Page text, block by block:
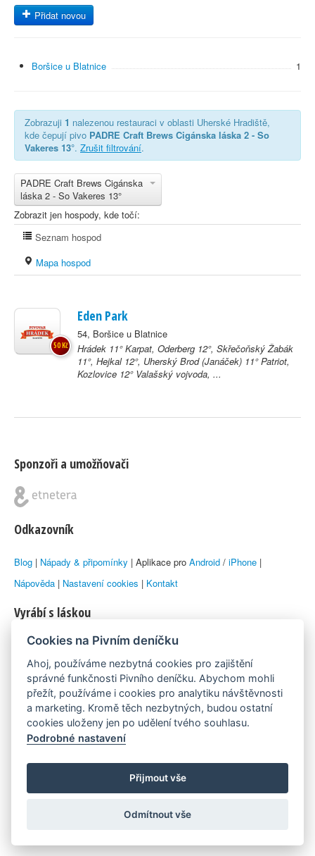
Přidat novou
Boršice u Blatnice 1
Zobrazuji 1 nalezenou restauraci v oblasti Uherské Hradiště,
kde čepují pivo PADRE Craft Brews Cigánska láska 2 - So
Vakeres 13°. Zrušit filtrování.
PADRE Craft Brews Cigánska
láska 2 - So Vakeres 13°
Zobrazit jen hospody, kde točí:
Seznam hospod
Mapa hospod
Eden Park
54, Boršice u Blatnice
Hrádek 11° Karpat, Oderberg 12°, Skřečoňský Žabák
11°, Hejkal 12°, Uherský Brod (Janáček) 11° Patriot,
Kozlovice 12° Valašský vojvoda, ...
50 Kč
Sponzoři a umožňovači
Odkazovník
Blog | Nápady & připomínky | Aplikace pro Android / iPhone |
Nápověda | Nastavení cookies | Kontakt
Vyrábí s láskou
© 2010–2026 byLukáš Zemanaka Emka
Máme rádi
Pivní.info
Poznámka pod čarou
Pivní deníček je nezávislý zdroj, který není spjat s žádným
konkrétním pivovarem ani restaurací. Názory uživatelů nemusí nutně
reprezentovat názory tvůrců Deníčku.
Cookies na Pivním deníčku
Ahoj, používáme nezbytná cookies pro zajištění
správné funkčnosti Pivního deníčku. Abychom mohli
přežít, používáme i cookies pro analytiku návštěvnosti
a marketing. Kromě těch nezbytných, budou ostatní
cookies uloženy jen po udělení tvého souhlasu.
Podrobné nastavení
Přijmout vše
Odmítnout vše